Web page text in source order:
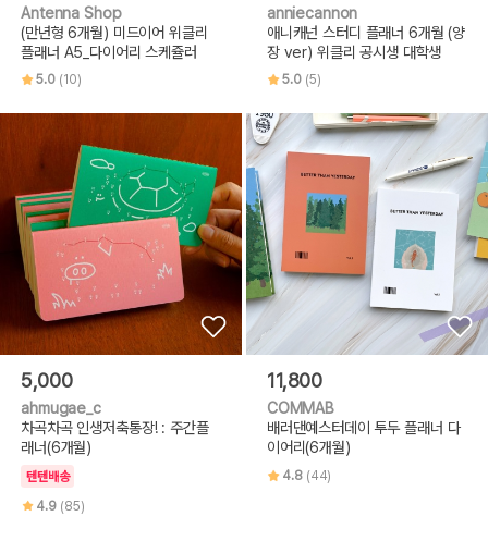
Antenna Shop
(만년형 6개월) 미드이어 위클리
플래너 A5_다이어리 스케쥴러
5.0 (10)
anniecannon
애니캐넌 스터디 플래너 6개월 (양
장 ver) 위클리 공시생 대학생
5.0 (5)
5,000
ahmugae_c
차곡차곡 인생저축통장! : 주간플
래너(6개월)
텐텐배송
4.9 (85)
11,800
COMMAB
배러댄예스터데이 투두 플래너 다
이어리(6개월)
4.8 (44)